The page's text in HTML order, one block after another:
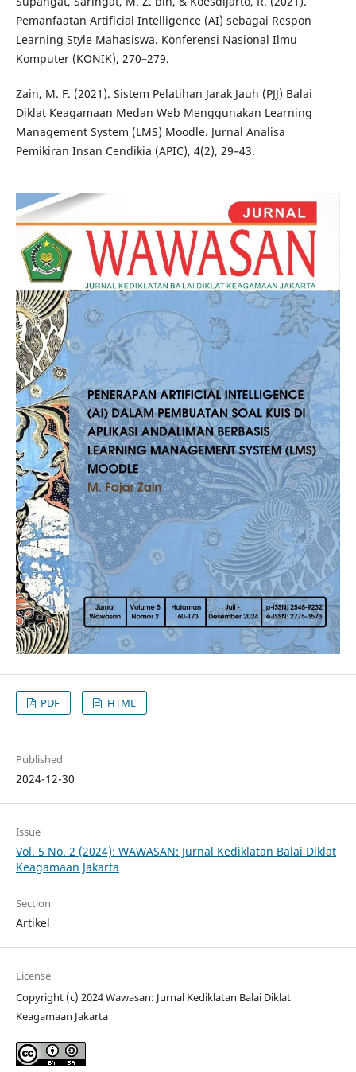
Pemanfaatan Artificial Intelligence (AI) sebagai Respon
Learning Style Mahasiswa. Konferensi Nasional Ilmu
Komputer (KONIK), 270–279.
Zain, M. F. (2021). Sistem Pelatihan Jarak Jauh (PJJ) Balai
Diklat Keagamaan Medan Web Menggunakan Learning
Management System (LMS) Moodle. Jurnal Analisa
Pemikiran Insan Cendikia (APIC), 4(2), 29–43.
PDF HTML
Published
2024-12-30
Issue
Vol. 5 No. 2 (2024): WAWASAN: Jurnal Kediklatan Balai Diklat
Keagamaan Jakarta
Section
Artikel
License
Copyright (c) 2024 Wawasan: Jurnal Kediklatan Balai Diklat
Keagamaan Jakarta